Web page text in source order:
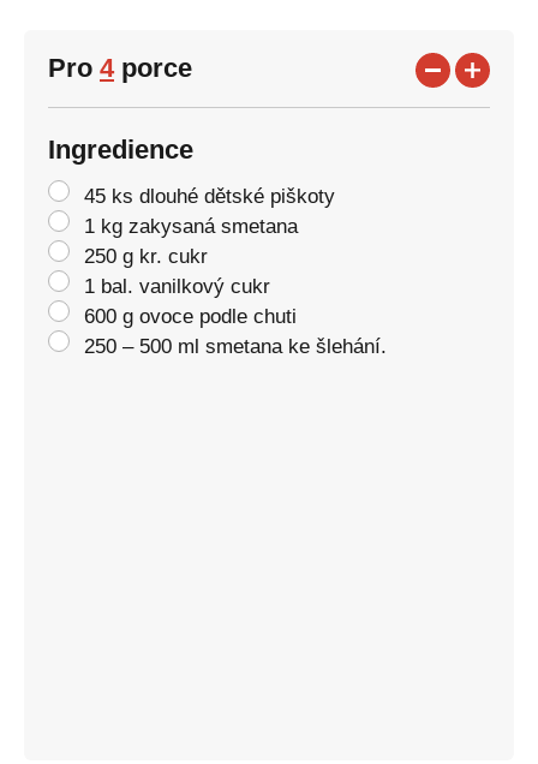
Pro 4porce
Ingredience
45 ks dlouhé dětské piškoty
1 kg zakysaná smetana
250 g kr. cukr
1 bal. vanilkový cukr
600 g ovoce podle chuti
250 – 500 ml smetana ke šlehání.